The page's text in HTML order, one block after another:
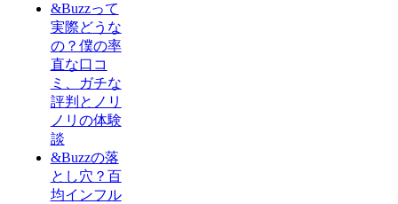
&Buzzって
実際どうな
の？僕の率
直な口コ
ミ、ガチな
評判とノリ
ノリの体験
談
&Buzzの落
とし穴？百
均インフル